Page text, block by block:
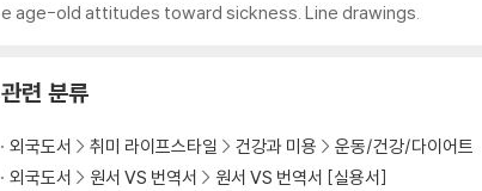
e age-old attitudes toward sickness. Line drawings.
관련 분류
외국도서 취미 라이프스타일 건강과 미용
운동/건강/다이어트
외국도서
원서 VS 번역서 원서 VS 번역서 [실용서]